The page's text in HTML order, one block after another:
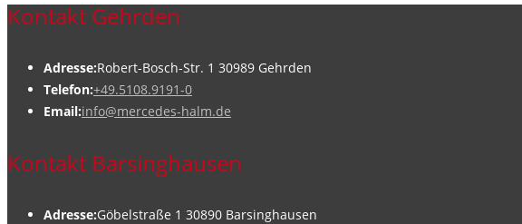
Kontakt Gehrden
Adresse:Robert-Bosch-Str. 1 30989 Gehrden
Telefon:+49.5108.9191-0
Email:info@mercedes-halm.de
Kontakt Barsinghausen
Adresse:Göbelstraße 1 30890 Barsinghausen